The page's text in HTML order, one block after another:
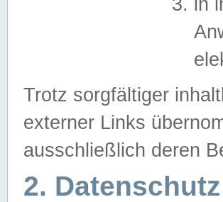
Trotz sorgfältiger
externer Links
ausschließlich deren
2. Datenschutz